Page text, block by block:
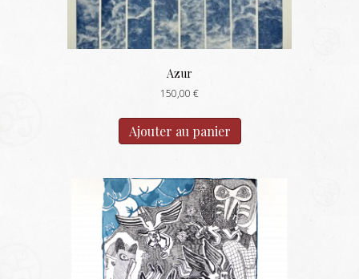
Azur
150,00 €
Ajouter au panier